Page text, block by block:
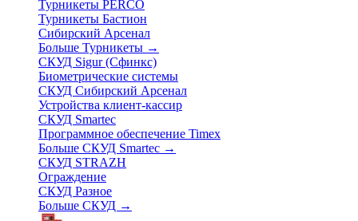
Турникеты PERCO
Турникеты Бастион
Сибирский Арсенал
Больше Турникеты →
СКУД Sigur (Сфинкс)
Биометрические системы
СКУД Сибирский Арсенал
Устройства клиент-кассир
СКУД Smartec
Программное обеспечение Timex
Больше СКУД Smartec →
СКУД STRAZH
Ограждение
СКУД Разное
Больше СКУД →